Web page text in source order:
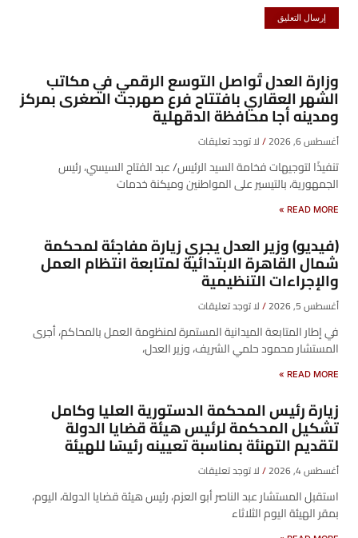
وزارة العدل تُواصل التوسع الرقمي في مكاتب
الشهر العقاري بافتتاح فرع صهرجت الصغرى بمركز
ومدينه أجا محافظة الدقهلية
أغسطس 6, 2026 لا توجد تعليقات
تنفيذًا لتوجيهات فخامة السيد الرئيس/ عبد الفتاح السيسي، رئيس
الجمهورية، بالتيسير على المواطنين وميكنة خدمات
READ MORE »
(فيديو) وزير العدل يجري زيارة مفاجئة لمحكمة
شمال القاهرة الابتدائية لمتابعة انتظام العمل
والإجراءات التنظيمية
أغسطس 5, 2026 لا توجد تعليقات
في إطار المتابعة الميدانية المستمرة لمنظومة العمل بالمحاكم، أجرى
المستشار محمود حلمي الشريف، وزير العدل،
READ MORE »
زيارة رئيس المحكمة الدستورية العليا وكامل
تشكيل المحكمة لرئيس هيئة قضايا الدولة
لتقديم التهنئة بمناسبة تعيينه رئيسًا للهيئة
أغسطس 4, 2026 لا توجد تعليقات
​استقبل المستشار عبد الناصر أبو العزم، رئيس هيئة قضايا الدولة، اليوم،
بمقر الهيئة اليوم الثلاثاء